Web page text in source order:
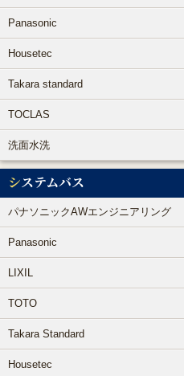
Panasonic
Housetec
Takara standard
TOCLAS
洗面水洗
システムバス
パナソニックAWエンジニアリング
Panasonic
LIXIL
TOTO
Takara Standard
Housetec